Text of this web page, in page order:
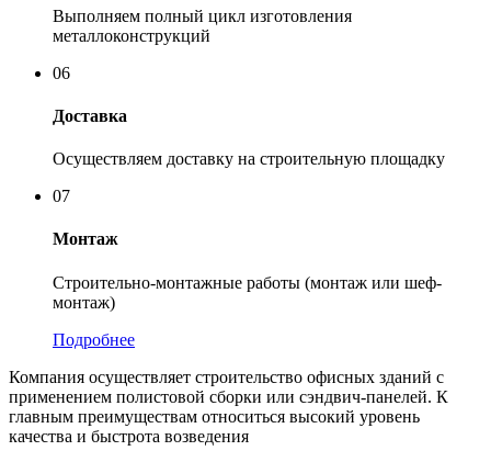
Выполняем полный цикл изготовления
металлоконструкций
06
Доставка
Осуществляем доставку на строительную площадку
07
Монтаж
Строительно-монтажные работы (монтаж или шеф-
монтаж)
Подробнее
Компания осуществляет строительство офисных зданий с
применением полистовой сборки или сэндвич-панелей. К
главным преимуществам относиться высокий уровень
качества и быстрота возведения